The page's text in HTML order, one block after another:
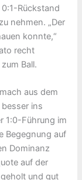
Rückstand
nehmen. „Der
konnte,“
recht
Ball.
aus dem
ins
1:0-Führung im
Begegnung auf
Dominanz
auf der
geholt und gut